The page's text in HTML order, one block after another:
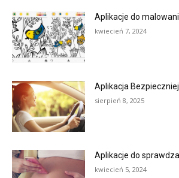
Aplikacje do
kwiecień 7, 2024
Aplikacja
sierpień 8, 2025
Aplikacje do
kwiecień 5, 2024